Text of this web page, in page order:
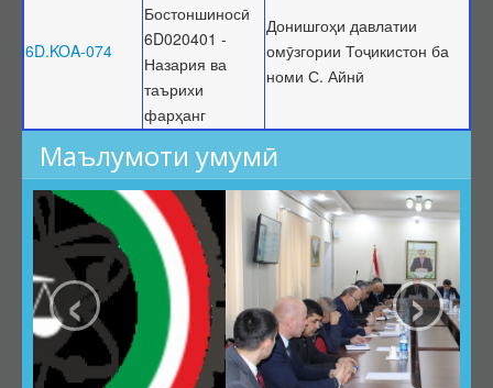
6D.KOA-074
Бостоншиносӣ
6D020401 -
Назария ва
таърихи
фарҳанг
Донишгоҳи давлатии
омӯзгории Тоҷикистон ба
номи С. Айнӣ
Маълумоти умумӣ
‹ ›